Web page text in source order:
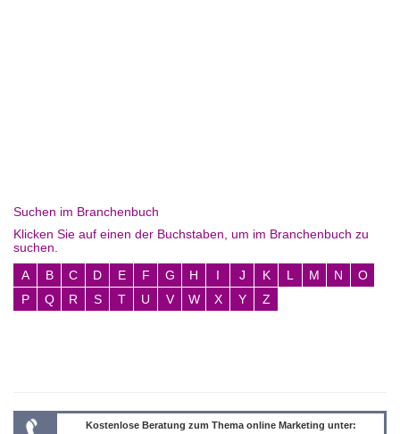
Suchen im Branchenbuch
Klicken Sie auf einen der Buchstaben, um im Branchenbuch zu
suchen.
A
B C D E F G H I J K L M N
O
P
Q R S T U V W X Y Z
Kostenlose Beratung zum Thema online Marketing unter: